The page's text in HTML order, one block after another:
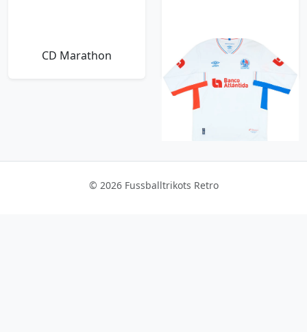
CD Marathon CD Olimpia
© 2026 Fussballtrikots Retro